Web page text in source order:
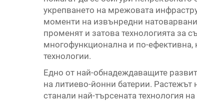
укрепването на мрежовата
моменти на извънредни
променят и затова технологията за
многофункционална и по-ефективна,
технологии.
Едно от най-обнадеждаващите
на литиево-йонни батерии. Растежът
станали най-търсената технология